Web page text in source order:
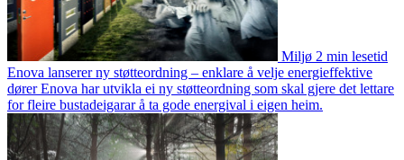
Miljø 2 min lesetid
Enova lanserer ny støtteordning – enklare å velje energieffektive
dørerEnova har utvikla ei ny støtteordning som skal gjere det lettare
for fleire bustadeigarar å ta gode energival i eigen heim.